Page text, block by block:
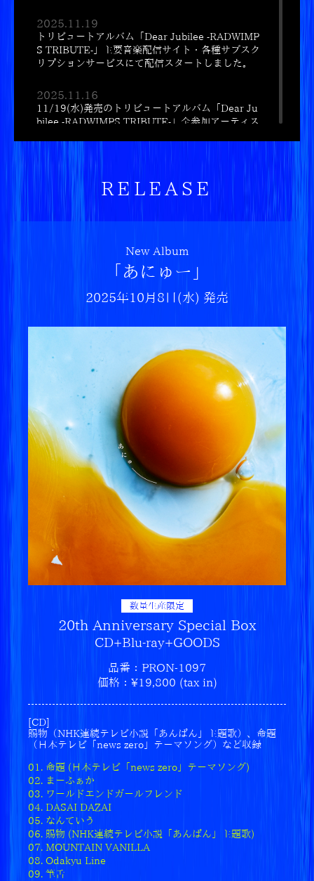
2025.11.19
トリビュートアルバム「Dear Jubilee -RADWIMP
S TRIBUTE-」主要音楽配信サイト・各種サブスク
リプションサービスにて配信スタートしました。
2025.11.16
11/19(水)発売のトリビュートアルバム「Dear Ju
bilee -RADWIMPS TRIBUTE-」全参加アーティス
決定！
2025.11.02
UTE-」ジャケットビジュアル公開！参加アーティ
スト&楽曲を11/3(月)から毎日発表！
2025.10.22
「筆舌」ミュージックビデオ、10/22(水)21:00に
プレミア公開決定。
2025.10.20
トリビュートアルバム「Dear Jubilee -RADWIMP
S TRIBUTE-」11/19(水)発売決定！
2025.10.08
「ワールドエンドガールフレンド」ミュージック
2025.10.08
ニューアルバム「あにゅー」、主要音楽配信サイ
ト・各種サブスクリプションサービスにて配信ス
タート！
2025.10.06
新曲「ワールドエンドガールフレンド」ミュージ
ックビデオ、10/8(水)20:00にプレミア公開決
10/8配信『あにゅー』デジタル・アルバムに「大
団円 feat. ZORN (Anew Version)」収録決定！
2025.09.29
ROCK IN JAPAN FESTIVAL 2025 セットリスト
プレイスト公開！
2025.09.29
「ボクンチ忘年会2025」開催決定！ボクンチ会員
限定先行受付中(抽選)！
2025.09.26
RADWIMPSとatmos、CONVERSEのトリプルコ
ラボレーションスニーカーの店頭販売(抽選)決定！
RELEASE
New Album
「あにゅー」
2025年10月8日(水) 発売
数量生産限定
20th Anniversary Special Box
CD+Blu-ray+GOODS
品番：PRON-1097
価格：¥19,800 (tax in)
[CD]
賜物（NHK連続テレビ小説「あんぱん」主題歌）、命題
（日本テレビ「news zero」テーマソング）など収録
01. 命題 (日本テレビ「news zero」テーマソング)
02. まーふぁか
03. ワールドエンドガールフレンド
04. DASAI DAZAI
05. なんていう
06. 賜物 (NHK連続テレビ小説「あんぱん」主題歌)
07. MOUNTAIN VANILLA
08. Odakyu Line
09. 筆舌